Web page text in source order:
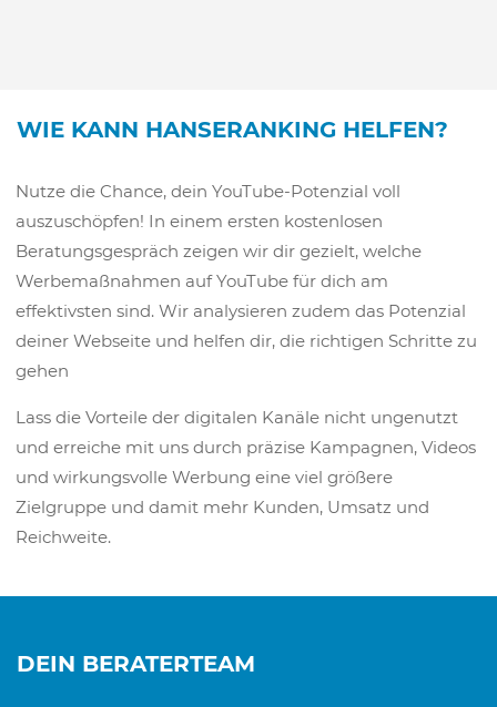
WIE KANN HANSERANKING HELFEN?
Nutze die Chance, dein YouTube-Potenzial voll
auszuschöpfen! In einem ersten kostenlosen
Beratungsgespräch zeigen wir dir gezielt, welche
Werbemaßnahmen auf YouTube für dich am
effektivsten sind. Wir analysieren zudem das Potenzial
deiner Webseite und helfen dir, die richtigen Schritte zu
gehen
Lass die Vorteile der digitalen Kanäle nicht ungenutzt
und erreiche mit uns durch präzise Kampagnen, Videos
und wirkungsvolle Werbung eine viel größere
Zielgruppe und damit mehr Kunden, Umsatz und
Reichweite.
DEIN BERATERTEAM